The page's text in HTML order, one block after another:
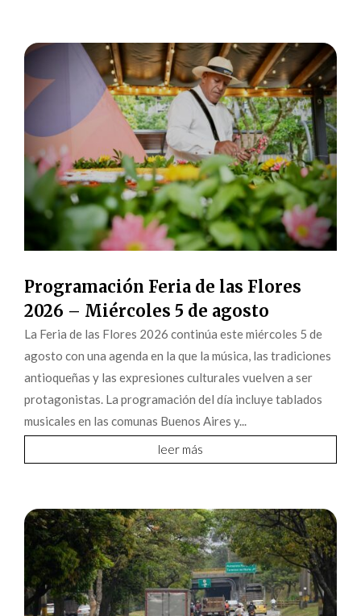
Programación Feria de las Flores
2026 – Miércoles 5 de agosto
La Feria de las Flores 2026 continúa este miércoles 5 de
agosto con una agenda en la que la música, las tradiciones
antioqueñas y las expresiones culturales vuelven a ser
protagonistas. La programación del día incluye tablados
musicales en las comunas Buenos Aires y...
leer más